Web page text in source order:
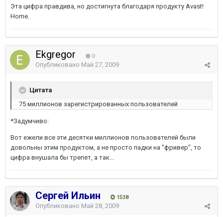
Эта цифра правдива, но достигнута благодаря продукту Avast!
Home.
Ekgregor 0
Опубликовано Май 27, 2009
Цитата
75 миллионов зарегистрированных пользователей
*Задумчиво:
Вот ежели все эти десятки миллионов пользователей были
довольны этим продуктом, а не просто падки на "фривер", то
цифра внушала бы трепет, а так...
Сергей Ильин 1538
Опубликовано Май 28, 2009